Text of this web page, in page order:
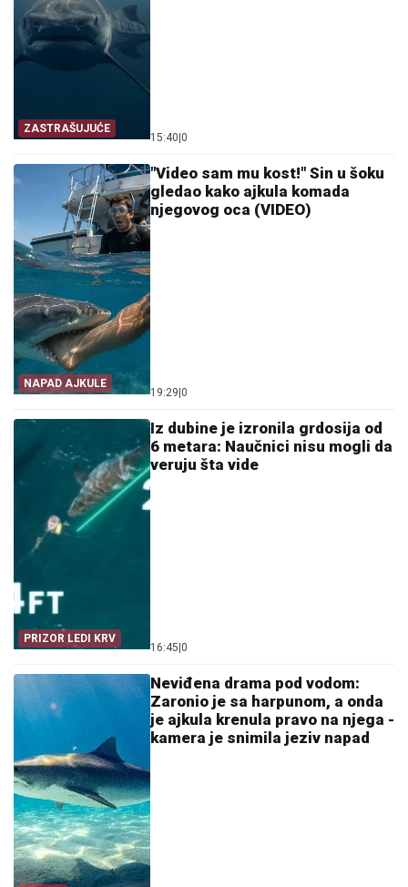
ZASTRAŠUJUĆE
15:40|0
NAPAD AJKULE
"Video sam mu kost!" Sin u šoku
gledao kako ajkula komada
njegovog oca (VIDEO)
19:29|0
PRIZOR LEDI KRV
Iz dubine je izronila grdosija od
6 metara: Naučnici nisu mogli da
veruju šta vide
16:45|0
Neviđena drama pod vodom:
Zaronio je sa harpunom, a onda
je ajkula krenula pravo na njega -
kamera je snimila jeziv napad